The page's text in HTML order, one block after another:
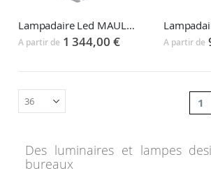
Lampadaire Led MAULSIRIUS
A partir de 1 344,00 € A partir de
Page
1
Des luminaires et lampes
bureaux